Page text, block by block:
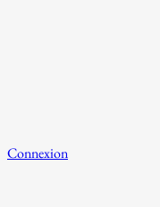
Connexion